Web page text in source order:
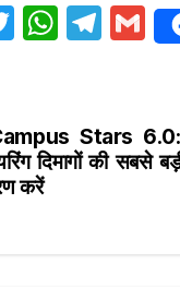
T
te
r
W
s
A
T
g
ra
G
m
l
Stars 6.0:
दिमागों की
करें